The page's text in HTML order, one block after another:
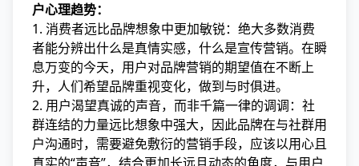
户心理趋势：
1. 消费者远比品牌想象中更加敏锐：绝大多数消费
者能分辨出什么是真情实感，什么是宣传营销。在瞬
息万变的今天，用户对品牌营销的期望值在不断上
升，人们希望品牌重视变化，做到与时俱进。
2. 用户渴望真诚的声音，而非千篇一律的调调：社
群连结的力量远比想象中强大，因此品牌在与社群用
户沟通时，需要避免敷衍的营销手段，应该以用心且